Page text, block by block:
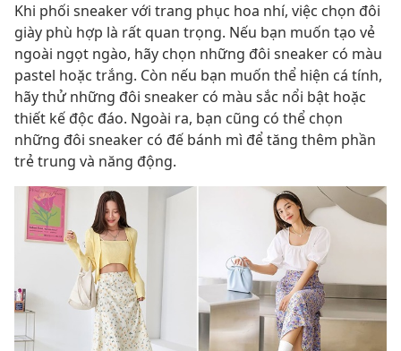
Khi phối sneaker với trang phục hoa nhí, việc chọn đôi
giày phù hợp là rất quan trọng. Nếu bạn muốn tạo vẻ
ngoài ngọt ngào, hãy chọn những đôi sneaker có màu
pastel hoặc trắng. Còn nếu bạn muốn thể hiện cá tính,
hãy thử những đôi sneaker có màu sắc nổi bật hoặc
thiết kế độc đáo. Ngoài ra, bạn cũng có thể chọn
những đôi sneaker có đế bánh mì để tăng thêm phần
trẻ trung và năng động.